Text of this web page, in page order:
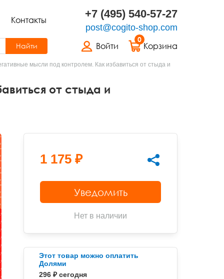
Контакты +7 (495) 540-57-27
post@cogito-shop.com
Войти
0
Корзина
Найти
мысли под контролем. Как избавиться от стыда и
от стыда и
1 175 ₽
Уведомить
Нет в наличии
Этот товар можно оплатить
Долями
296 ₽ сегодня